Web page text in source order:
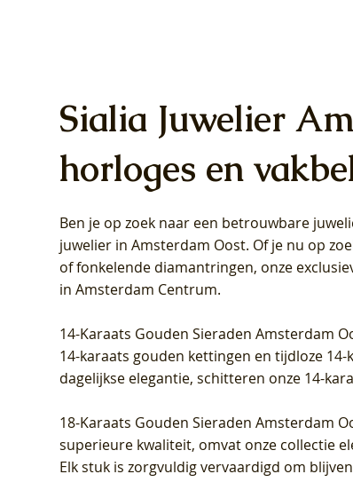
Blush Lab Diamonds Oorhangers
LG9006Y/S - Geelgoud (14k) met Lab
grown Diamant
Blush Lab Diamonds Collier LG3019Y
– Geelgoud (14k) met Lab grown
Diamant
Blush Lab Diamonds Ring LG1031Y -
Geelgoud (14k) met Lab grown
Diamant
Sialia Juwelier
horloges en
Ben je op zoek naar een betrouwbare
juwelier in Amsterdam Oost. Of je nu op
of fonkelende diamantringen, onze
in Amsterdam Centrum.
14-Karaats Gouden Sieraden Amsterdam
14-karaats gouden kettingen en tijdloze
dagelijkse elegantie, schitteren onze 14-
18-Karaats Gouden Sieraden Amsterdam
superieure kwaliteit, omvat onze collectie
Elk stuk is zorgvuldig vervaardigd om